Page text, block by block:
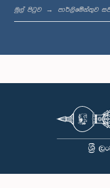
ප.ව. 1:33 - ප.ව. 1:39
ප.ව. 1:50 - ප.ව. 1:59
මුල් පිටුව පාර්ලිමේන්තුව